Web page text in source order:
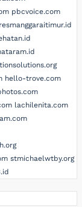
pbcvoice.com
hello-trove.com
lachilenita.com
stmichaelwtby.org